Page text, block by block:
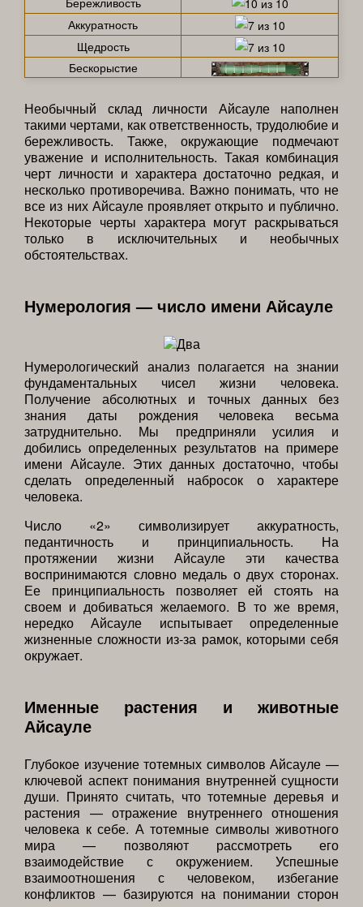
Аккуратность
Щедрость
Бескорыстие
Необычный склад личности Айсауле наполнен
такими чертами, как ответственность, трудолюбие и
бережливость. Также, окружающие подмечают
уважение и исполнительность. Такая комбинация
черт личности и характера достаточно редкая, и
несколько противоречива. Важно понимать, что не
все из них Айсауле проявляет открыто и публично.
Некоторые черты характера могут раскрываться
только в исключительных и необычных
обстоятельствах.
Нумерология — число имени Айсауле
Нумерологический анализ полагается на знании
фундаментальных чисел жизни человека.
Получение абсолютных и точных данных без
знания даты рождения человека весьма
затруднительно. Мы предприняли усилия и
добились определенных результатов на примере
имени Айсауле. Этих данных достаточно, чтобы
сделать определенный набросок о характере
человека.
Число «2» символизирует аккуратность,
педантичность и принципиальность. На
протяжении жизни Айсауле эти качества
воспринимаются словно медаль о двух сторонах.
Ее принципиальность позволяет ей стоять на
своем и добиваться желаемого. В то же время,
нередко Айсауле испытывает определенные
жизненные сложности из-за рамок, которыми себя
окружает.
Именные растения и животные
Айсауле
Глубокое изучение тотемных символов Айсауле —
ключевой аспект понимания внутренней сущности
души. Принято считать, что тотемные деревья и
растения — отражение внутреннего отношения
человека к себе. А тотемные символы животного
мира — позволяют рассмотреть его
взаимодействие с окружением. Успешные
взаимоотношения с человеком, избегание
конфликтов — базируются на понимании сторон